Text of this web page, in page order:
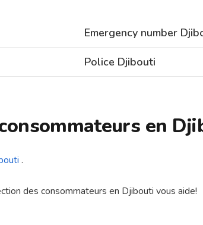
Emergency number
Police Djibouti
en
.
des consommateurs en Djibouti vous aide!